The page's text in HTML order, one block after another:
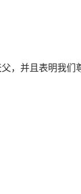
，并且表明我们